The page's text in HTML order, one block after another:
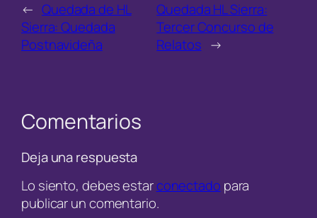
← Quedada de HL
Sierra: Quedada
Postnavideña
Quedada HL Sierra:
Tercer Concurso de
Relatos →
Comentarios
Deja una respuesta
Lo siento, debes estarconectado para
publicar un comentario.